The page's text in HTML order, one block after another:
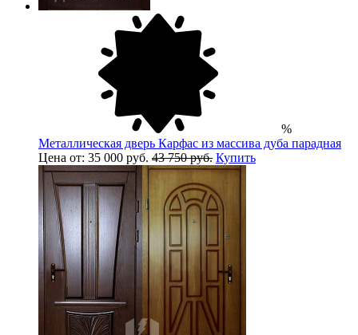
%
Металлическая дверь Карфас из массива дуба парадная
Цена от: 35 000 руб. 43 750 руб. Купить